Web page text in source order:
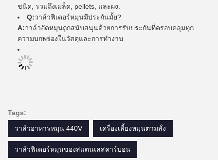
ชนิด, รวมถึงเมล็ด, pellets, และผง.
Q:วาล์วฟีเดอร์หมุนมีประกันมั้ย?
A:วาล์วอัดหมุนถูกสนับสนุนด้วยการรับประกันที่ครอบคลุมทุก
ความบกพร่องในวัสดุและการทํางาน
Tags:
วาล์วอาหารหมุน 440V
เครื่องเลี้ยงหมุนตามสั่ง
วาล์วฟีเดอร์หมุนของสแตนเลสคาร์บอน